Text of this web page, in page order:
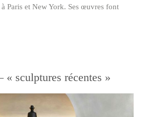
Paris et New York. Ses œuvres font
« sculptures récentes »